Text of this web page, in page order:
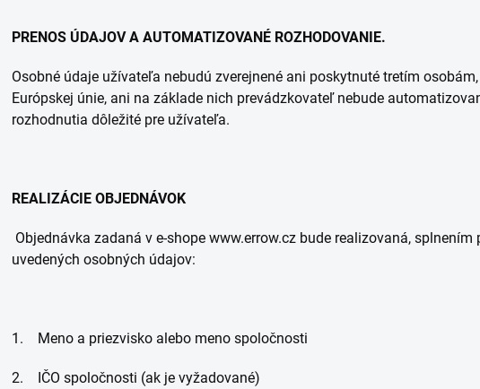
PRENOS ÚDAJOV A AUTOMATIZOVANÉ ROZHODOVANIE.
Osobné údaje užívateľa nebudú zverejnené ani poskytnuté tretím
Európskej únie, ani na základe nich prevádzkovateľ nebude
rozhodnutia dôležité pre užívateľa.
REALIZÁCIE OBJEDNÁVOK
Objednávka zadaná v e-shope www.errow.cz bude realizovaná,
uvedených osobných údajov:
1. Meno a priezvisko alebo meno spoločnosti
2. IČO spoločnosti (ak je vyžadované)